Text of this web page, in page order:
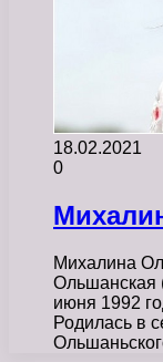
18.02.2021
0
Михалина
Ольшанская
июня 1992
Родилась в